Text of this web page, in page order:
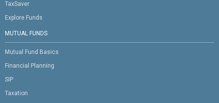
TaxSaver
Explore Funds
MUTUAL FUNDS
Mutual Fund Basics
Financial Planning
SIP
Taxation